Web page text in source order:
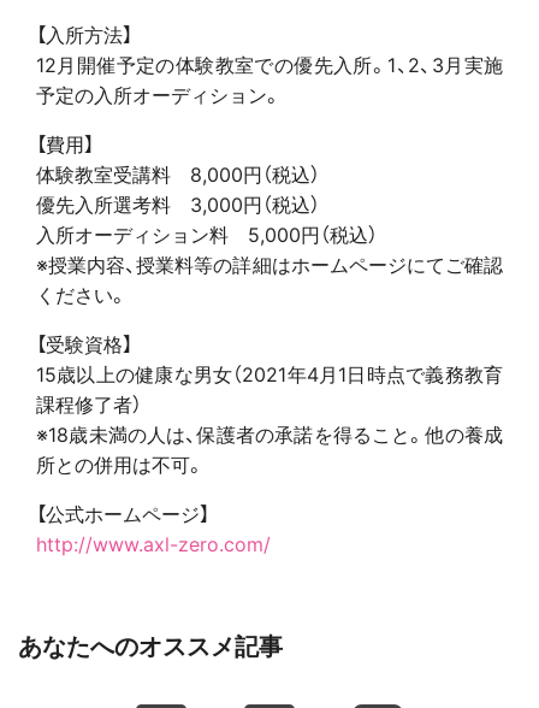
【入所方法】
12月開催予定の体験教室での優先入所。1、2、3月実施
予定の入所オーディション。
【費用】
体験教室受講料 8,000円（税込）
優先入所選考料 3,000円（税込）
入所オーディション料 5,000円（税込）
※授業内容、授業料等の詳細はホームページにてご確認
ください。
【受験資格】
15歳以上の健康な男女（2021年4月1日時点で義務教育
課程修了者）
※18歳未満の人は、保護者の承諾を得ること。他の養成
所との併用は不可。
【公式ホームページ】
http://www.axl-zero.com/
あなたへのオススメ記事